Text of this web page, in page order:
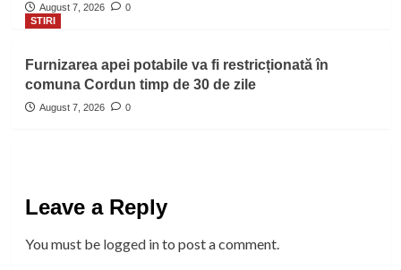
August 7, 2026
0
STIRI
Furnizarea apei potabile va fi restricționată în
comuna Cordun timp de 30 de zile
August 7, 2026 0
Leave a Reply
You must be logged into post a comment.